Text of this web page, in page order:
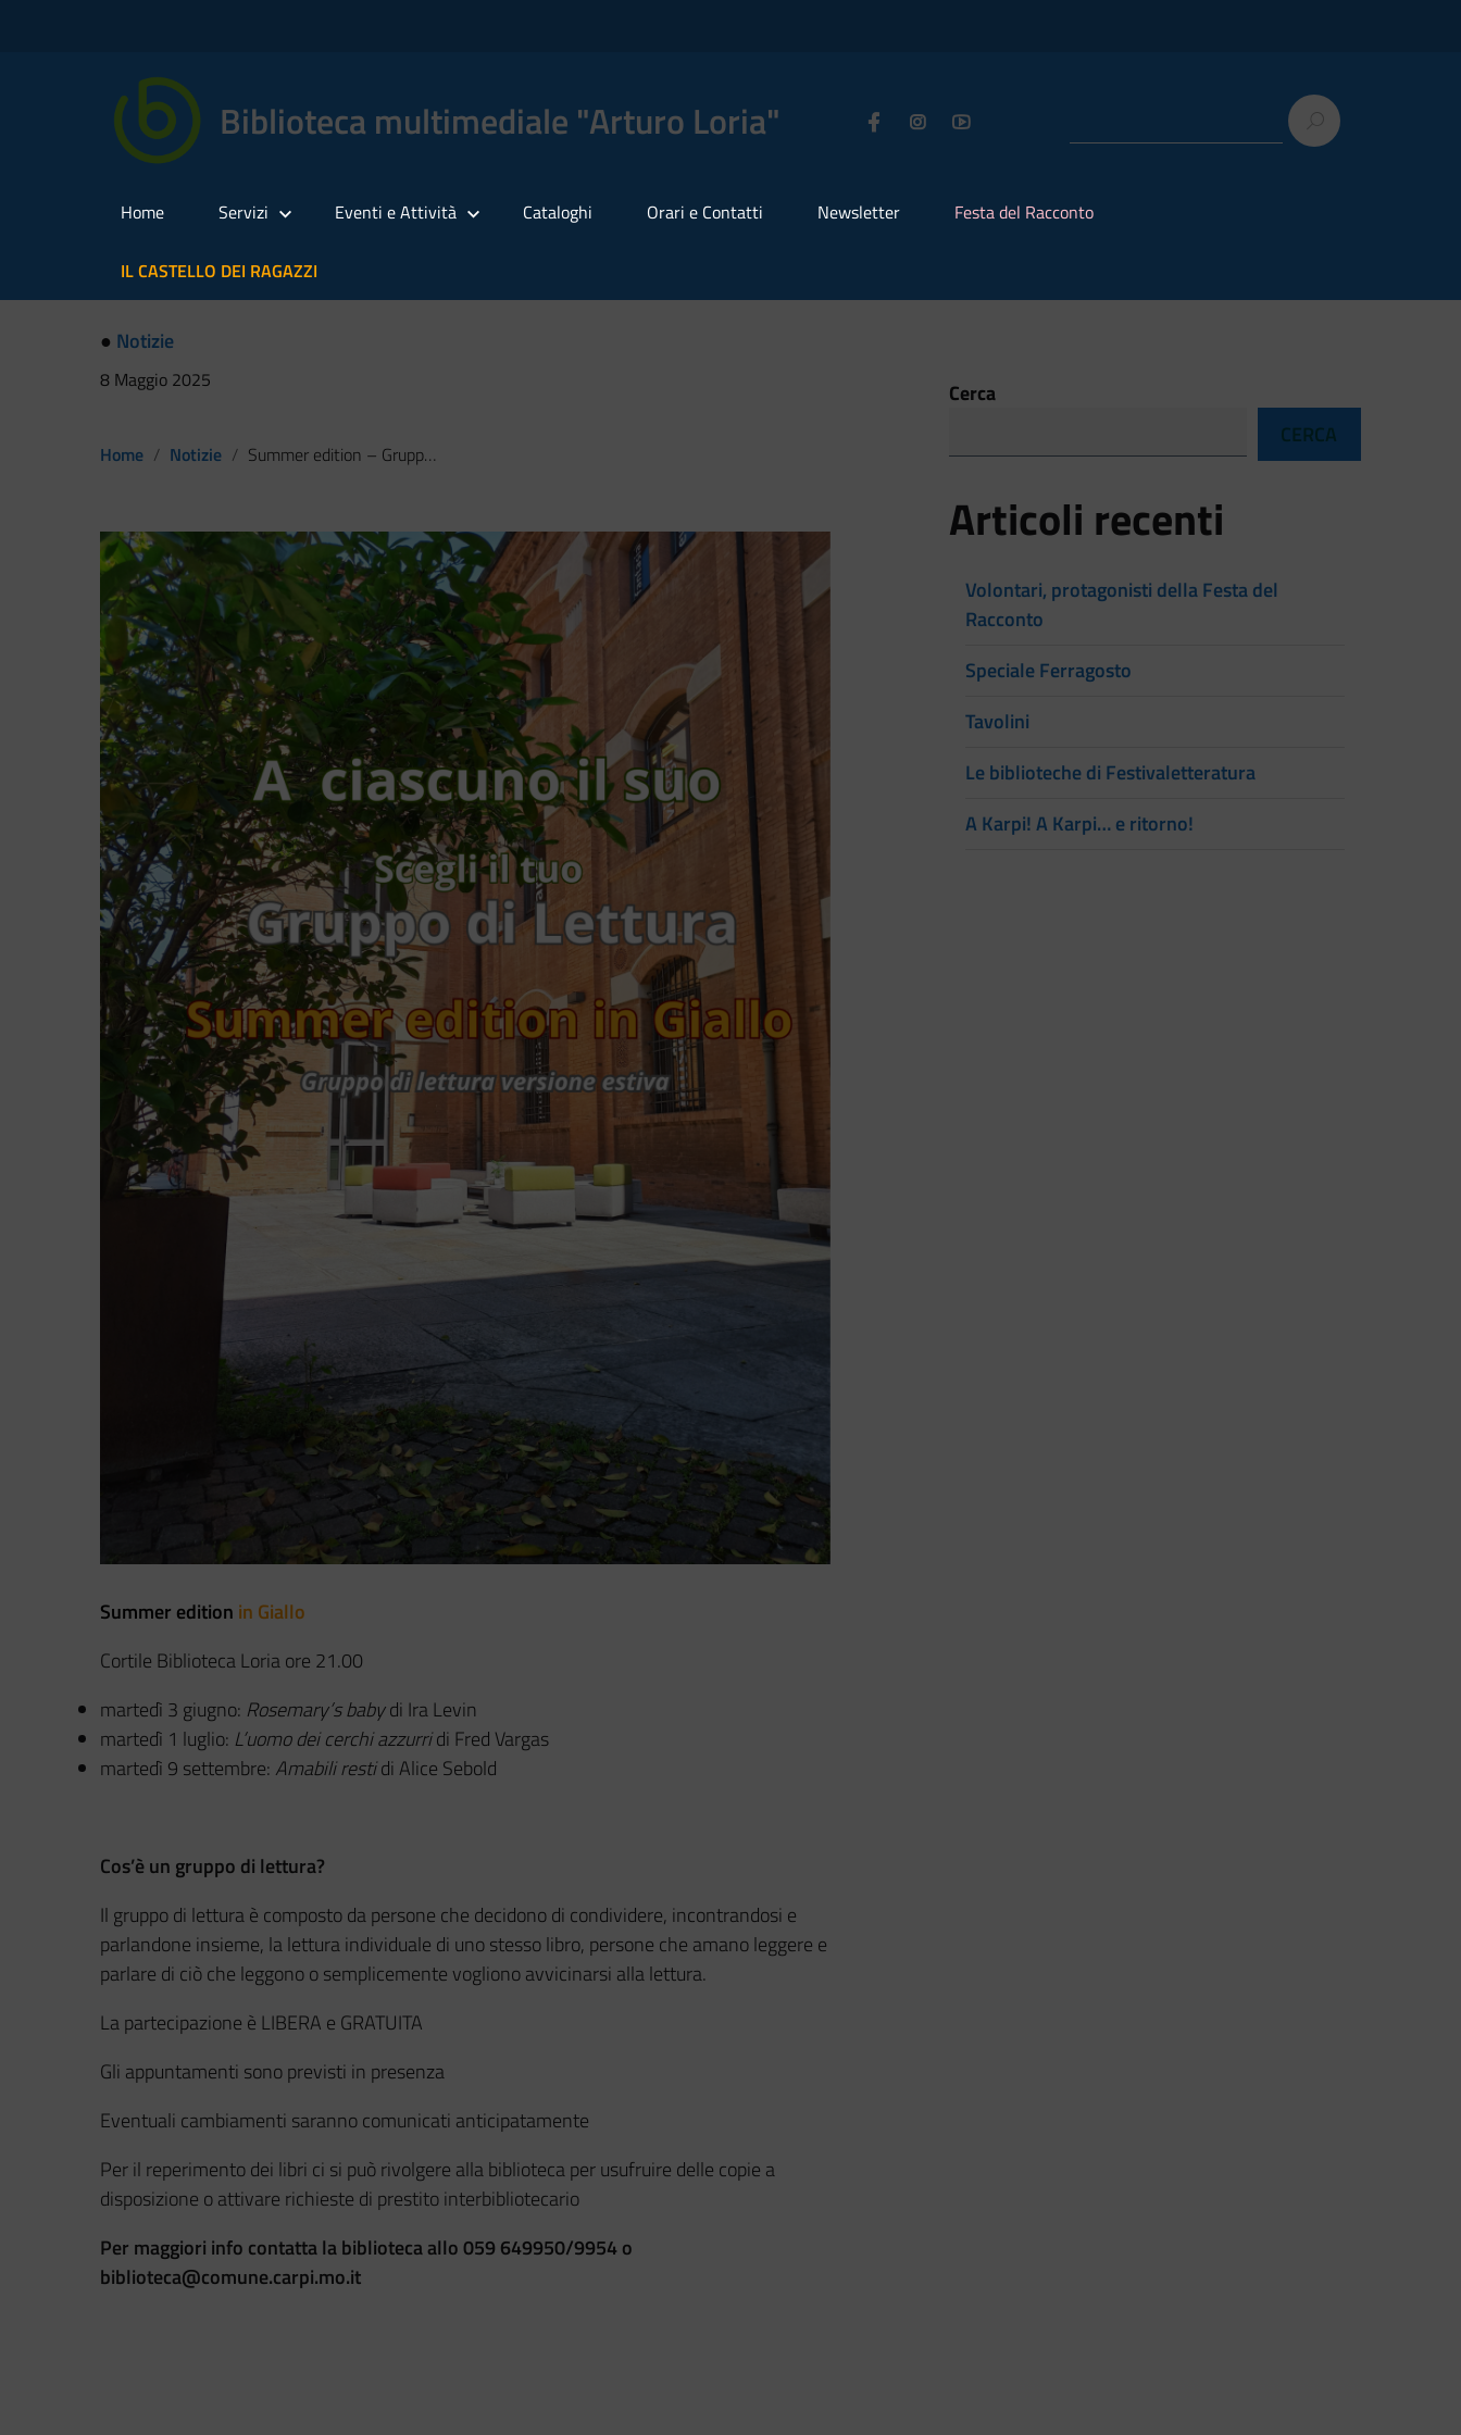
Biblioteca multimediale "Arturo Loria"
Home Servizi Eventi e Attività Cataloghi Orari e Contatti Newsletter Festa del Racconto
IL CASTELLO DEI RAGAZZI
● Notizie
8 Maggio 2025
Home Notizie Summer edition – Gruppo di lettura
Summer edition in Giallo
Cortile Biblioteca Loriaore 21.00
martedì 3 giugno: Rosemary’s babydi Ira Levin
martedì 1 luglio: L’uomo dei cerchi azzurridi Fred Vargas
martedì 9 settembre: Amabili restidi Alice Sebold
Cos’è un gruppo di lettura?
Il gruppo di lettura è composto da persone che decidono di condividere, incontrandosi e
parlandone insieme, la lettura individuale di uno stesso libro, persone che amano leggere e
parlare di ciò che leggono o semplicemente vogliono avvicinarsi alla lettura.
La partecipazione è LIBERA e GRATUITA
Gli appuntamenti sono previsti in presenza
Eventuali cambiamenti saranno comunicati anticipatamente
Per il reperimento dei libri ci si può rivolgere alla biblioteca per usufruire delle copie a
disposizione o attivare richieste di prestito interbibliotecario
Per maggiori info contatta la biblioteca allo 059 649950/9954 o
biblioteca@comune.carpi.mo.it
Cerca
CERCA
Articoli recenti
Volontari, protagonisti della Festa del
Racconto
Speciale Ferragosto
Tavolini
Le biblioteche di Festivaletteratura
A Karpi! A Karpi… e ritorno!